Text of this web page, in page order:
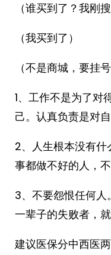
（谁买到了？我刚
（我买到了）
（不是商城，要挂
1、工作不是为了对
己。认真负责是对
2、人生根本没有
事都做不好的人，
3、不要怨恨任何
一辈子的失败者，
建议医保分中西医